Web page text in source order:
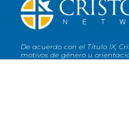
De acuerdo con el Título IX,
motivos de género u